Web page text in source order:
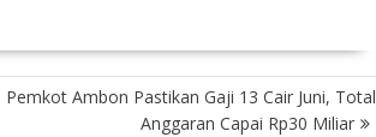
Pemkot Ambon Pastikan Gaji 13 Cair Juni, Total
Anggaran Capai Rp30 Miliar